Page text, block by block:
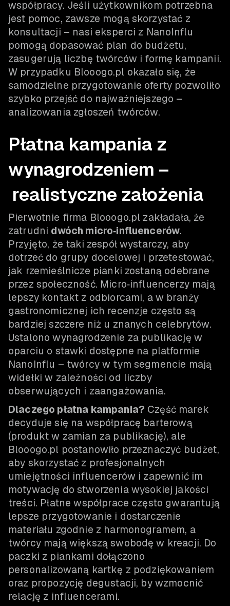
współpracy. Jeśli użytkownikom potrzebna
jest pomoc, zawsze mogą skorzystać z
konsultacji – nasi eksperci z NanoInflu
pomogą dopasować plan do budżetu,
zasugerują liczbę twórców i formę kampanii.
W przypadku Blooogo.pl okazało się, że
samodzielne przygotowanie oferty pozwoliło
szybko przejść do najważniejszego –
analizowania zgłoszeń twórców.
Płatna kampania z
wynagrodzeniem –
realistyczne założenia
Pierwotnie firma Blooogo.pl zakładała, że
zatrudni dwóch micro‑influencerów.
Przyjęto, że taki zespół wystarczy, aby
dotrzeć do grupy docelowej i przetestować,
jak rzemieślnicze pianki zostaną odebrane
przez społeczność. Micro‑influencerzy mają
lepszy kontakt z odbiorcami, a w branży
gastronomicznej ich recenzje często są
bardziej szczere niż u znanych celebrytów.
Ustalono wynagrodzenie za publikację w
oparciu o stawki dostępne na platformie
NanoInflu – twórcy w tym segmencie mają
widełki w zależności od liczby
obserwujących i zaangażowania.
Dlaczego płatna kampania? Część marek
decyduje się na współpracę barterową
(produkt w zamian za publikację), ale
Blooogo.pl postanowiło przeznaczyć budżet,
aby skorzystać z profesjonalnych
umiejętności influencerów i zapewnić im
motywację do stworzenia wysokiej jakości
treści. Płatne współprace często gwarantują
lepsze przygotowanie i dostarczenie
materiału zgodnie z harmonogramem, a
twórcy mają większą swobodę w kreacji. Do
paczki z piankami dołączono
personalizowaną kartkę z podziękowaniem
oraz propozycję degustacji, by wzmocnić
relację z influencerami.